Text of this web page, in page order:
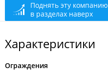
Поднять эту компанию
в разделах наверх
Характеристики
Ограждения